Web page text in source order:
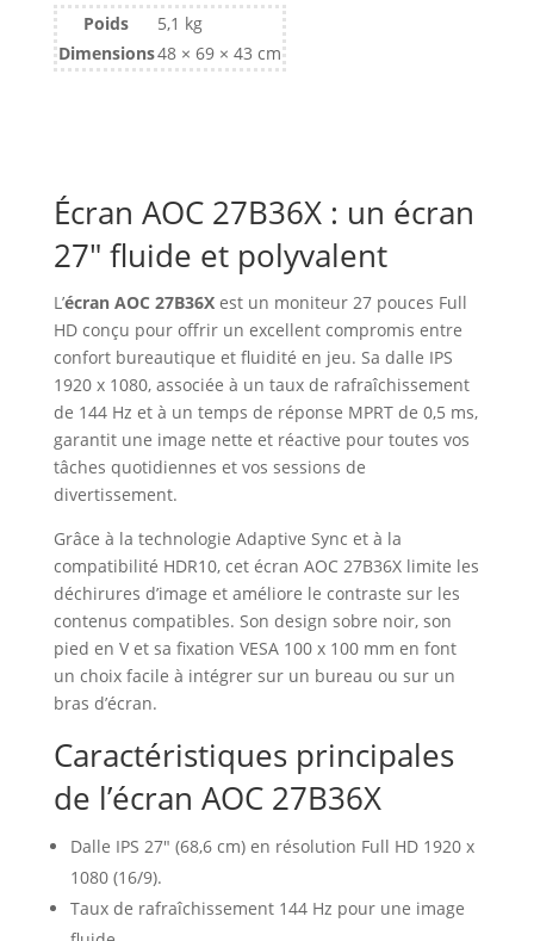
144Hz
(Noir)
Poids
5,1 kg
Dimensions48 × 69 × 43 cm
Écran AOC 27B36X : un écran
27″ fluide et polyvalent
L’écran AOC 27B36Xest un moniteur 27 pouces Full
HD conçu pour offrir un excellent compromis entre
confort bureautique et fluidité en jeu. Sa dalle IPS
1920 x 1080, associée à un taux de rafraîchissement
de 144 Hz et à un temps de réponse MPRT de 0,5 ms,
garantit une image nette et réactive pour toutes vos
tâches quotidiennes et vos sessions de
divertissement.
Grâce à la technologie Adaptive Sync et à la
compatibilité HDR10, cet écran AOC 27B36X limite les
déchirures d’image et améliore le contraste sur les
contenus compatibles. Son design sobre noir, son
pied en V et sa fixation VESA 100 x 100 mm en font
un choix facile à intégrer sur un bureau ou sur un
bras d’écran.
Caractéristiques principales
de l’écran AOC 27B36X
Dalle IPS 27″ (68,6 cm) en résolution Full HD 1920 x
1080 (16/9).
Taux de rafraîchissement 144 Hz pour une image